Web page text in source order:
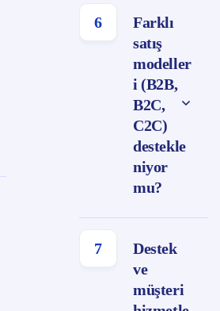
6
Farklı
satış
modeller
i (B2B,
B2C,
C2C)
destekle
niyor
mu?
7
Destek
ve
müşteri